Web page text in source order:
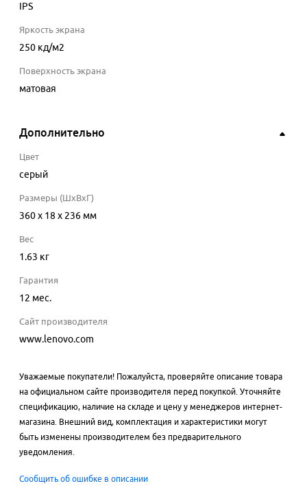
IPS
Яркость экрана
250 кд/м2
Поверхность экрана
матовая
Дополнительно
Цвет
серый
Размеры (ШхВхГ)
360 x 18 x 236 мм
Вес
1.63 кг
Гарантия
12 мес.
Сайт производителя
www.lenovo.com
Уважаемые покупатели! Пожалуйста, проверяйте описание товара
на официальном сайте производителя перед покупкой. Уточняйте
спецификацию, наличие на складе и цену у менеджеров интернет-
магазина. Внешний вид, комплектация и характеристики могут
быть изменены производителем без предварительного
уведомления.
Сообщить об ошибке в описании